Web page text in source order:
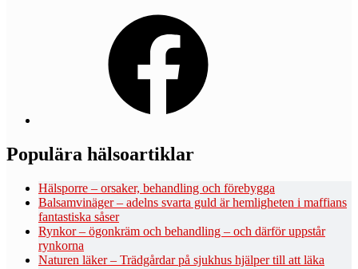
Populära hälsoartiklar
Hälsporre – orsaker, behandling och förebygga
Balsamvinäger – adelns svarta guld är hemligheten i maffians
fantastiska såser
Rynkor – ögonkräm och behandling – och därför uppstår
rynkorna
Naturen läker – Trädgårdar på sjukhus hjälper till att läka